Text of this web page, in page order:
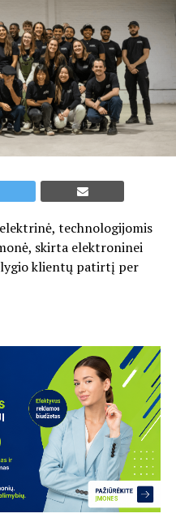
technologijomis
skirta elektroninei
lygio klientų patirtį per